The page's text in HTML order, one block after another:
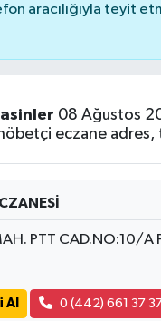
aracılığıyla teyit
08 Ağustos
eczane
PTT CAD.NO:10/A
Al 0 (442) 661 37